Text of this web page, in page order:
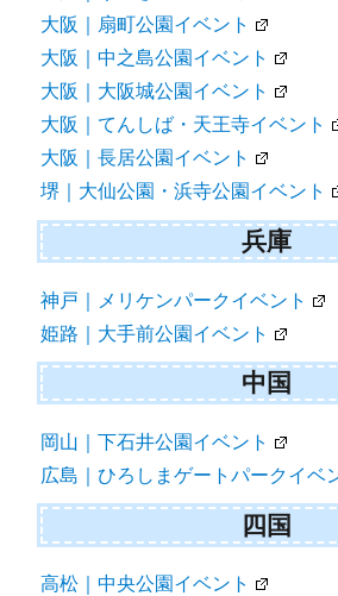
大阪｜扇町公園イベント
大阪｜中之島公園イベント
大阪｜大阪城公園イベント
大阪｜てんしば・天王寺イベント
大阪｜長居公園イベント
堺｜大仙公園・浜寺公園イベント
兵庫
神戸｜メリケンパークイベント
姫路｜大手前公園イベント
中国
岡山｜下石井公園イベント
広島｜ひろしまゲートパークイベ
四国
高松｜中央公園イベント